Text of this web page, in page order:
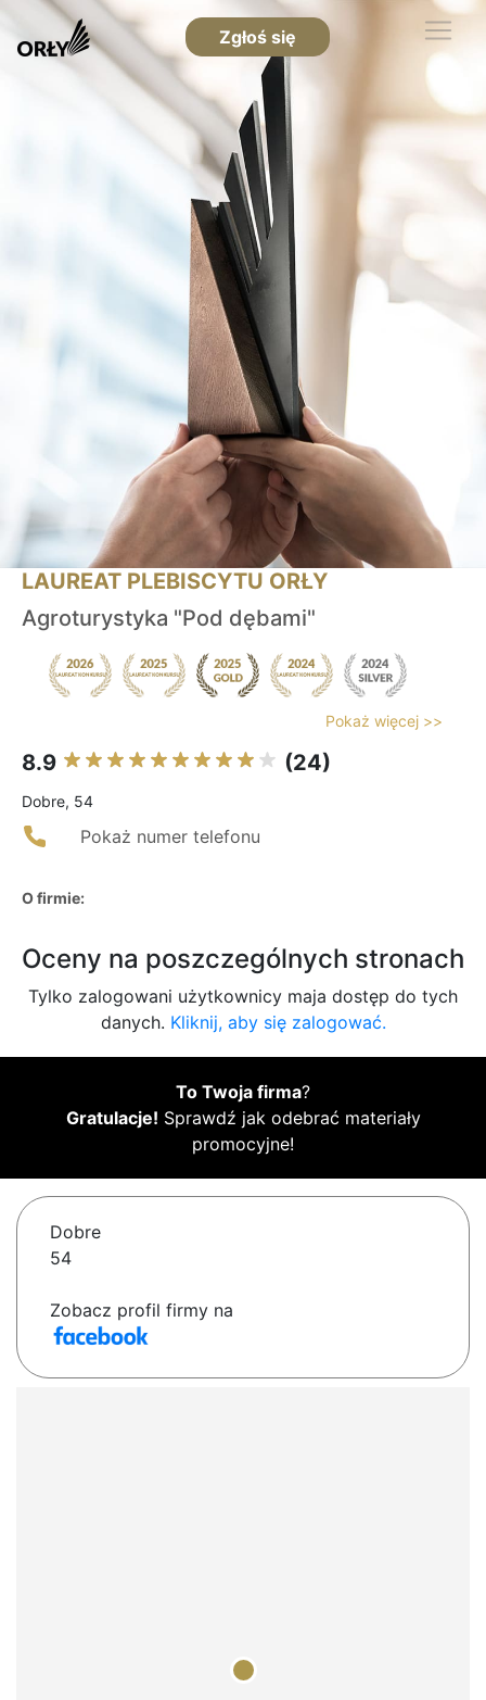
Zgłoś się
LAUREAT PLEBISCYTU ORŁY
Agroturystyka "Pod dębami"
Pokaż więcej >>
8.9 (24)
Dobre, 54
Pokaż numer telefonu
O firmie:
Oceny na poszczególnych stronach
Tylko zalogowani użytkownicy maja dostęp do tych
danych. Kliknij, aby się zalogować.
To Twoja firma?
Gratulacje! Sprawdź jak odebrać materiały
promocyjne!
Dobre
54
Zobacz profil firmy na